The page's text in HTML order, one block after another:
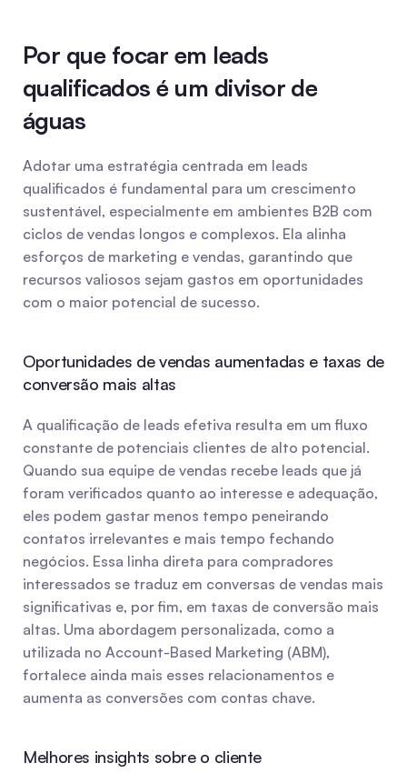
Por que focar em leads
qualificados é um divisor de
águas
Adotar uma estratégia centrada em leads
qualificados é fundamental para um crescimento
sustentável, especialmente em ambientes B2B com
ciclos de vendas longos e complexos. Ela alinha
esforços de marketing e vendas, garantindo que
recursos valiosos sejam gastos em oportunidades
com o maior potencial de sucesso.
Oportunidades de vendas aumentadas e taxas de
conversão mais altas
A qualificação de leads efetiva resulta em um fluxo
constante de potenciais clientes de alto potencial.
Quando sua equipe de vendas recebe leads que já
foram verificados quanto ao interesse e adequação,
eles podem gastar menos tempo peneirando
contatos irrelevantes e mais tempo fechando
negócios. Essa linha direta para compradores
interessados se traduz em conversas de vendas mais
significativas e, por fim, em taxas de conversão mais
altas. Uma abordagem personalizada, como a
utilizada no Account-Based Marketing (ABM),
fortalece ainda mais esses relacionamentos e
aumenta as conversões com contas chave.
Melhores insights sobre o cliente